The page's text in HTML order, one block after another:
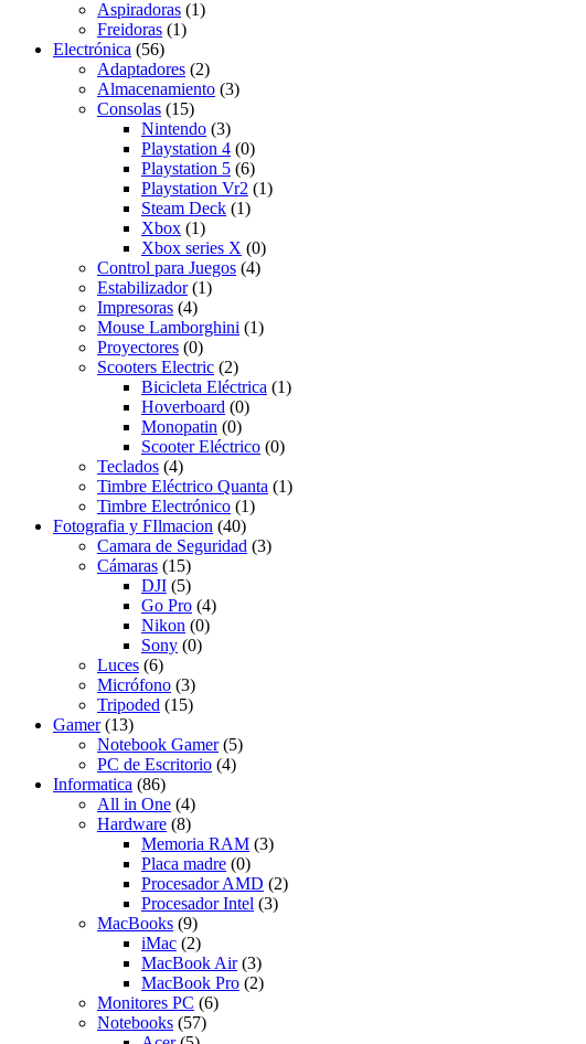
Aspiradoras (1)
Freidoras (1)
Electrónica (56)
Adaptadores (2)
Almacenamiento (3)
Consolas (15)
Nintendo (3)
Playstation 4 (0)
Playstation 5 (6)
Playstation Vr2 (1)
Steam Deck (1)
Xbox (1)
Xbox series X (0)
Control para Juegos (4)
Estabilizador (1)
Impresoras (4)
Mouse Lamborghini (1)
Proyectores (0)
Scooters Electric (2)
Bicicleta Eléctrica (1)
Hoverboard (0)
Monopatin (0)
Scooter Eléctrico (0)
Teclados (4)
Timbre Eléctrico Quanta (1)
Timbre Electrónico (1)
Fotografia y FIlmacion (40)
Camara de Seguridad (3)
Cámaras (15)
DJI (5)
Go Pro (4)
Nikon (0)
Sony (0)
Luces (6)
Micrófono (3)
Tripoded (15)
Gamer (13)
Notebook Gamer (5)
PC de Escritorio (4)
Informatica (86)
All in One (4)
Hardware (8)
Memoria RAM (3)
Placa madre (0)
Procesador AMD (2)
Procesador Intel (3)
MacBooks (9)
iMac (2)
MacBook Air (3)
MacBook Pro (2)
Monitores PC (6)
Notebooks (57)